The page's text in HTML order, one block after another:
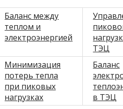
Баланс между
теплом и
электроэнергией
ТЭЦ
Минимизация
потерь тепла
при пиковых
нагрузках
Баланс
в ТЭЦ